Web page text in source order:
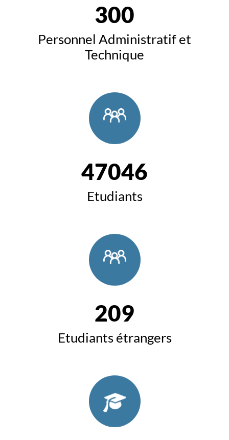
300
Personnel Administratif et
Technique
47046
Etudiants
209
Etudiants étrangers